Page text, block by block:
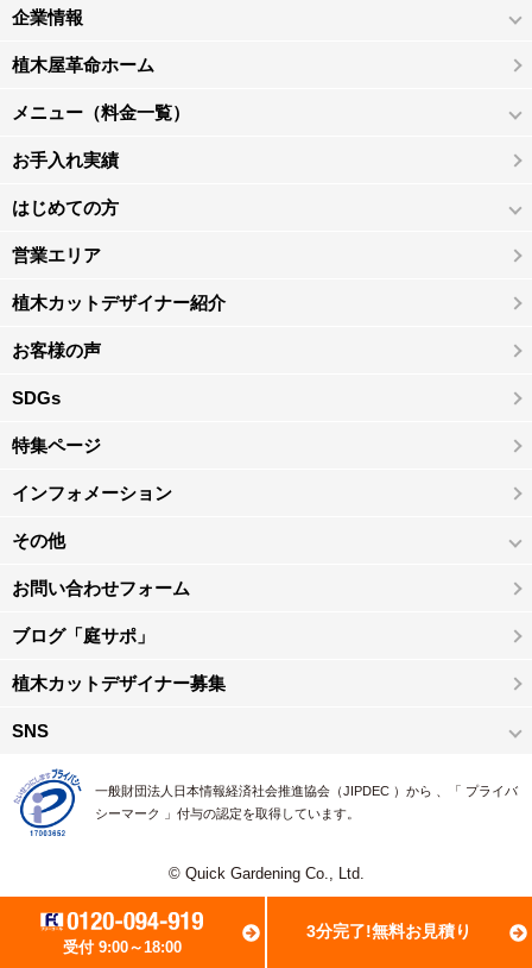
受付 9:00～18:00
3分完了!無料お見積り
企業情報
植木屋革命ホーム
メニュー（料金一覧）
お手入れ実績
はじめての方
営業エリア
植木カットデザイナー紹介
お客様の声
SDGs
特集ページ
インフォメーション
その他
お問い合わせフォーム
ブログ「庭サポ」
植木カットデザイナー募集
SNS
一般財団法人日本情報経済社会推進協会（JIPDEC ）から 、「 プライバ
シーマーク 」付与の認定を取得しています。
© Quick Gardening Co., Ltd.